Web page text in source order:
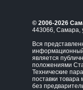
© 2006-2026
443066, Самара,
Вся
информационный
является
положениями
Технические
поставки
без